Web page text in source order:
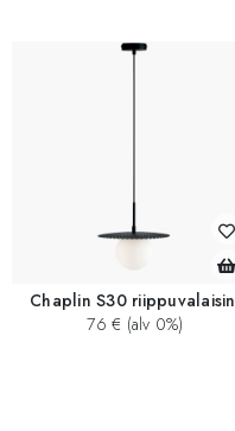
Chaplin S30 riippuvalaisin
76 € (alv 0%)